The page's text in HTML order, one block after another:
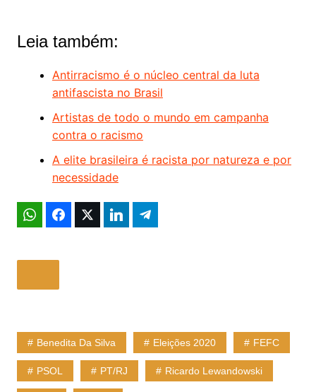
Leia também:
Antirracismo é o núcleo central da luta
antifascista no Brasil
Artistas de todo o mundo em campanha
contra o racismo
A elite brasileira é racista por natureza e por
necessidade
Benedita Da Silva Eleições 2020 FEFC
PSOL PT/RJ Ricardo Lewandowski